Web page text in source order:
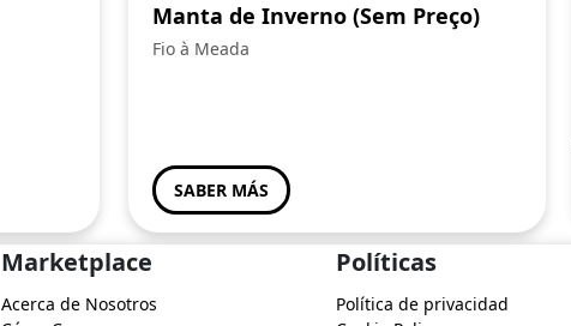
Manta de Inverno (Sem Preço)
Fio à Meada
SABER MÁS
Marketplace
Acerca de Nosotros
Políticas
Política de privacidad